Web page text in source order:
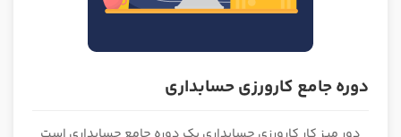
دوره جامع کارورزی حسابداری